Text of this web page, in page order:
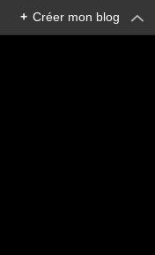
+ Créer mon blog